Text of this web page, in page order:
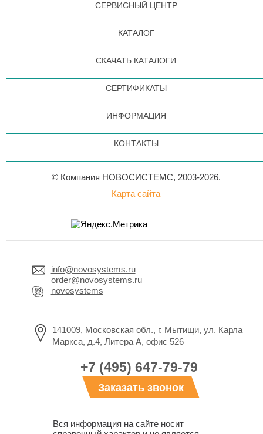
СЕРВИСНЫЙ ЦЕНТР
КАТАЛОГ
СКАЧАТЬ КАТАЛОГИ
СЕРТИФИКАТЫ
ИНФОРМАЦИЯ
КОНТАКТЫ
© Компания НОВОСИСТЕМС, 2003-2026.
Карта сайта
info@novosystems.ru
order@novosystems.ru
novosystems
141009, Московская обл., г. Мытищи, ул. Карла
Маркса, д.4, Литера А, офис 526
+7 (495) 647-79-79
Заказать звонок
Вся информация на сайте носит